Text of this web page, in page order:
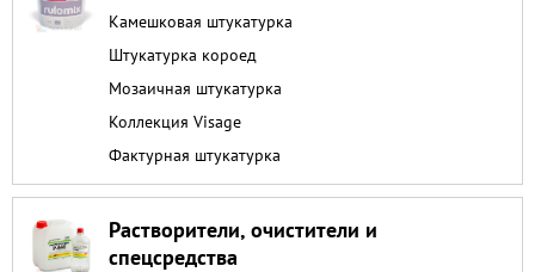
Камешковая штукатурка
Штукатурка короед
Мозаичная штукатурка
Коллекция Visage
Фактурная штукатурка
Растворители, очистители и
спецсредства